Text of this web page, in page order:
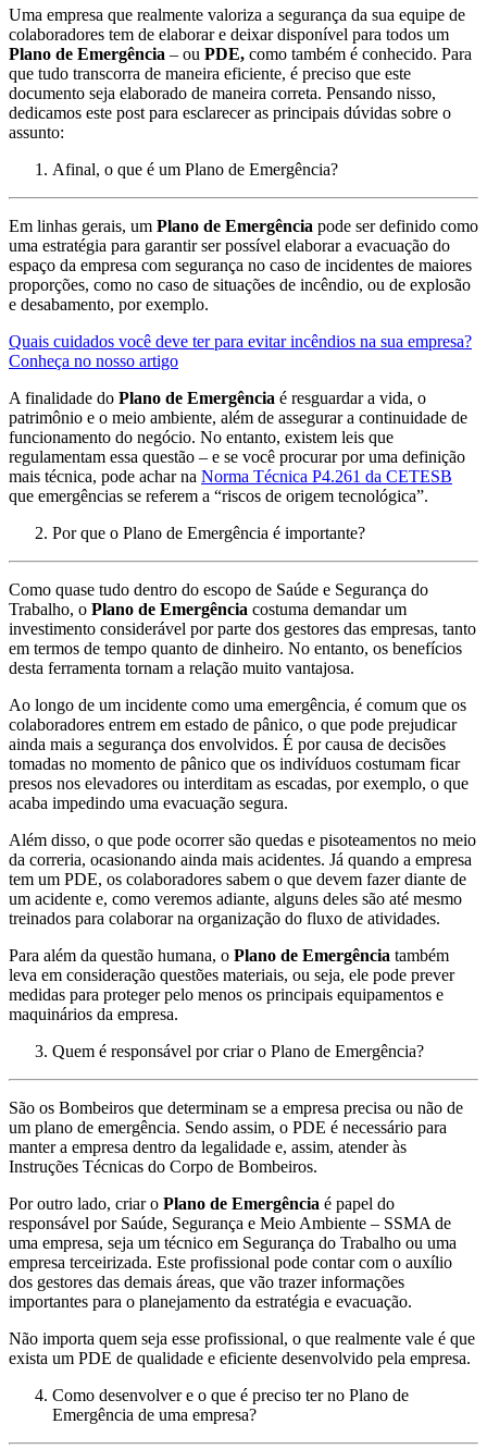
Uma empresa que realmente valoriza a segurança da sua equipe de
colaboradores tem de elaborar e deixar disponível para todos um
Plano de Emergência – ou PDE, como também é conhecido. Para
que tudo transcorra de maneira eficiente, é preciso que este
documento seja elaborado de maneira correta. Pensando nisso,
dedicamos este post para esclarecer as principais dúvidas sobre o
assunto:
Afinal, o que é um Plano de Emergência?
Em linhas gerais, um Plano de Emergência pode ser definido como
uma estratégia para garantir ser possível elaborar a evacuação do
espaço da empresa com segurança no caso de incidentes de maiores
proporções, como no caso de situações de incêndio, ou de explosão
e desabamento, por exemplo.
Quais cuidados você deve ter para evitar incêndios na sua empresa?
Conheça no nosso artigo
A finalidade do Plano de Emergência é resguardar a vida, o
patrimônio e o meio ambiente, além de assegurar a continuidade de
funcionamento do negócio. No entanto, existem leis que
regulamentam essa questão – e se você procurar por uma definição
mais técnica, pode achar na Norma Técnica P4.261 da CETESB
que emergências se referem a “riscos de origem tecnológica”.
Por que o Plano de Emergência é importante?
Como quase tudo dentro do escopo de Saúde e Segurança do
Trabalho, o Plano de Emergência costuma demandar um
investimento considerável por parte dos gestores das empresas, tanto
em termos de tempo quanto de dinheiro. No entanto, os benefícios
desta ferramenta tornam a relação muito vantajosa.
Ao longo de um incidente como uma emergência, é comum que os
colaboradores entrem em estado de pânico, o que pode prejudicar
ainda mais a segurança dos envolvidos. É por causa de decisões
tomadas no momento de pânico que os indivíduos costumam ficar
presos nos elevadores ou interditam as escadas, por exemplo, o que
acaba impedindo uma evacuação segura.
Além disso, o que pode ocorrer são quedas e pisoteamentos no meio
da correria, ocasionando ainda mais acidentes. Já quando a empresa
tem um PDE, os colaboradores sabem o que devem fazer diante de
um acidente e, como veremos adiante, alguns deles são até mesmo
treinados para colaborar na organização do fluxo de atividades.
Para além da questão humana, o Plano de Emergência também
leva em consideração questões materiais, ou seja, ele pode prever
medidas para proteger pelo menos os principais equipamentos e
maquinários da empresa.
Quem é responsável por criar o Plano de Emergência?
São os Bombeiros que determinam se a empresa precisa ou não de
um plano de emergência. Sendo assim, o PDE é necessário para
manter a empresa dentro da legalidade e, assim, atender às
Instruções Técnicas do Corpo de Bombeiros.
Por outro lado, criar o Plano de Emergência é papel do
responsável por Saúde, Segurança e Meio Ambiente – SSMA de
uma empresa, seja um técnico em Segurança do Trabalho ou uma
empresa terceirizada. Este profissional pode contar com o auxílio
dos gestores das demais áreas, que vão trazer informações
importantes para o planejamento da estratégia e evacuação.
Não importa quem seja esse profissional, o que realmente vale é que
exista um PDE de qualidade e eficiente desenvolvido pela empresa.
Como desenvolver e o que é preciso ter no Plano de
Emergência de uma empresa?